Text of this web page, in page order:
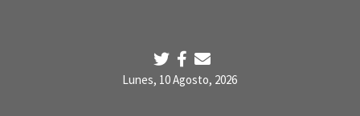
Lunes, 10 Agosto, 2026